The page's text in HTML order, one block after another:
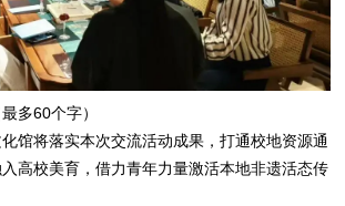
多60个字）
馆将落实本次交流活动成果，打通校地资源通
高校美育，借力青年力量激活本地非遗活态传